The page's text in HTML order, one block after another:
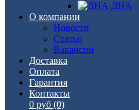
ДНА
О компании
Новости
Статьи
Вакансии
Доставка
Оплата
Гарантия
Контакты
0 руб (0)